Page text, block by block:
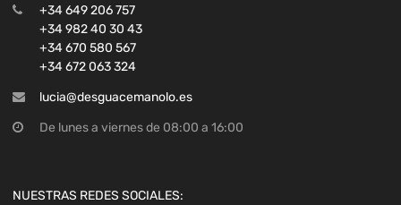
+34 649 206 757
+34 982 40 30 43
+34 670 580 567
+34 672 063 324
lucia@desguacemanolo.es
De lunes a viernes de 08:00 a 16:00
NUESTRAS REDES SOCIALES: